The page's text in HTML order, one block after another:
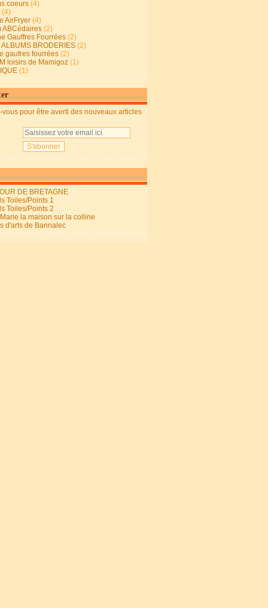
coeurs (4)
(4)
AirFryer (4)
ABCédaires (2)
Gauffres Fourrées (2)
ALBUMS BRODERIES (2)
gaufres fourrées (2)
loisirs de Mamigoz (1)
(1)
vous pour être averti des nouveaux articles
DE BRETAGNE
Toiles/Points 1
Toiles/Points 2
la maison sur la colline
d'arts de Bannalec